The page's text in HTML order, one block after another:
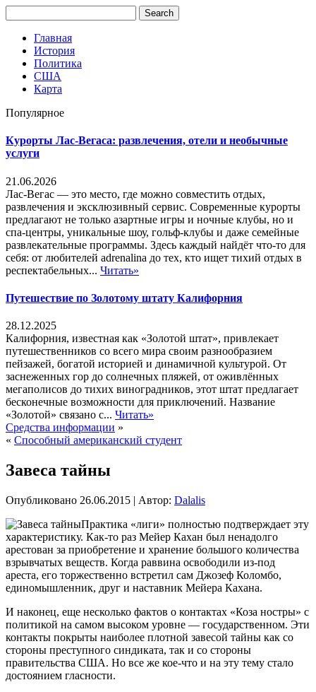
Главная
История
Политика
США
Карта
Популярное
Курорты Лас-Вегаса: развлечения, отели и необычные
услуги
21.06.2026
Лас-Вегас — это место, где можно совместить отдых,
развлечения и эксклюзивный сервис. Современные курорты
предлагают не только азартные игры и ночные клубы, но и
спа-центры, уникальные шоу, гольф-клубы и даже семейные
развлекательные программы. Здесь каждый найдёт что-то для
себя: от любителей adrenalina до тех, кто ищет тихий отдых в
респектабельных... Читать»
Путешествие по Золотому штату Калифорния
28.12.2025
Калифорния, известная как «Золотой штат», привлекает
путешественников со всего мира своим разнообразием
пейзажей, богатой историей и динамичной культурой. От
заснеженных гор до солнечных пляжей, от оживлённых
мегаполисов до тихих виноградников, этот штат предлагает
бесконечные возможности для приключений. Название
«Золотой» связано с... Читать»
Средства информации »
« Способный американский студент
Завеса тайны
Опубликовано 26.06.2015 | Автор: Dalalis
Практика «лиги» полностью подтверждает эту
характеристику. Как-то раз Мейер Кахан был ненадолго
арестован за приобретение и хранение большого количества
взрывчатых веществ. Когда раввина освободили из-под
ареста, его торжественно встретил сам Джозеф Коломбо,
единомышленник, друг и наставник Мейера Кахана.
И наконец, еще несколько фактов о контактах «Коза ностры» с
политикой на самом высоком уровне — государственном. Эти
контакты покрыты наиболее плотной завесой тайны как со
стороны преступного синдиката, так и со стороны
правительства США. Но все же кое-что и на эту тему стало
достоянием гласности.